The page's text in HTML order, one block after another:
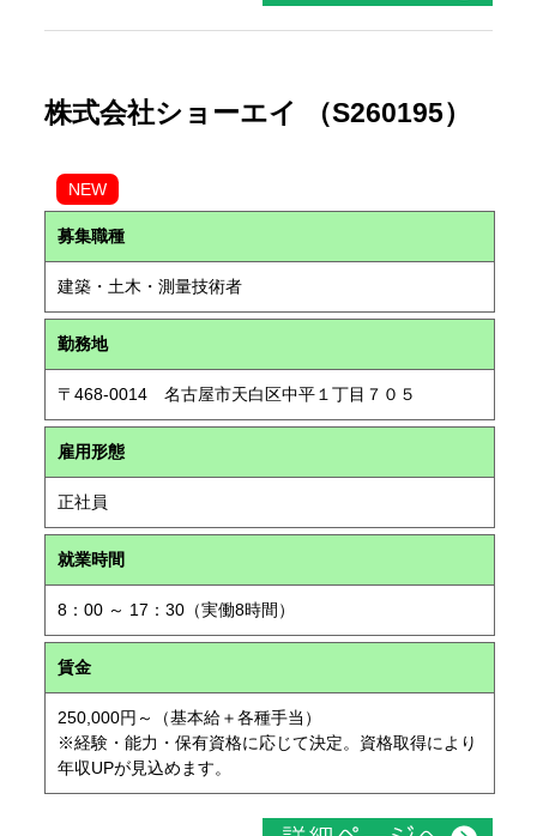
株式会社ショーエイ （S260195）
NEW
募集職種
建築・土木・測量技術者
勤務地
〒468-0014 名古屋市天白区中平１丁目７０５
雇用形態
正社員
就業時間
8：00 ～ 17：30（実働8時間）
賃金
250,000円～（基本給＋各種手当）
※経験・能力・保有資格に応じて決定。資格取得により
年収UPが見込めます。